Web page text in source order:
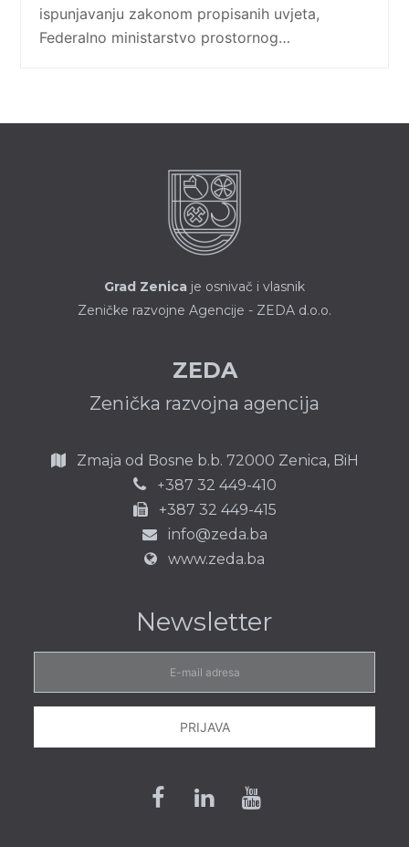
ispunjavanju zakonom propisanih uvjeta,
Federalno ministarstvo prostornog…
Grad Zenica je osnivač i vlasnik
Zeničke razvojne Agencije - ZEDA d.o.o.
ZEDA
Zenička razvojna agencija
Zmaja od Bosne b.b. 72000 Zenica, BiH
+387 32 449-410
+387 32 449-415
info@zeda.ba
www.zeda.ba
Newsletter
mail
adresa
PRIJAVA
Facebook
LinkedinYoutube